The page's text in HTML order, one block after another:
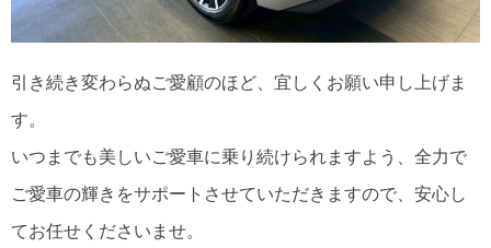
引き続き変わらぬご愛顧のほど、宜しくお願い申し上げま
す。
いつまでも美しいご愛車に乗り続けられますよう、全力で
ご愛車の輝きをサポートさせていただきますので、安心し
てお任せくださいませ。